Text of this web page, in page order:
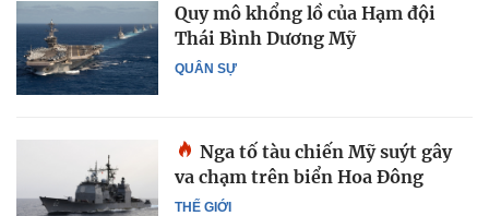
QUÂN SỰ
Quy mô khổng lồ của Hạm đội
Thái Bình Dương Mỹ
THẾ GIỚI
Nga tố tàu chiến Mỹ suýt gây
va chạm trên biển Hoa Đông